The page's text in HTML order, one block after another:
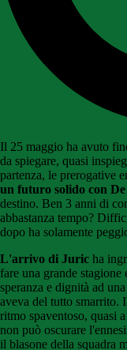
Il 25 maggio ha avuto
da spiegare, quasi
partenza, le prerogative
un futuro solido con De
destino. Ben 3 anni di
abbastanza tempo?
dopo ha solamente
L'arrivo di Juric ha
fare una grande stagione
speranza e dignità ad
aveva del tutto smarrito.
ritmo spaventoso, quasi
non può oscurare
il blasone della squadra